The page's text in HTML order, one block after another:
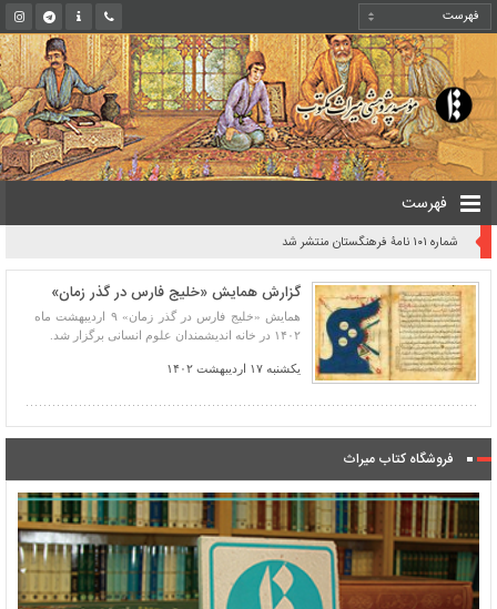
فهرست
شماره ۱۰۱ نامۀ فرهنگستان منتشر شد
گزارش همایش «خلیج فارس در گذر زمان»
همایش «خلیج فارس در گذر زمان» ۹ اردیبهشت ماه
۱۴۰۲ در خانه اندیشمندان علوم انسانی برگزار شد.
یکشنبه ۱۷ اردیبهشت ۱۴۰۲
فروشگاه کتاب میراث